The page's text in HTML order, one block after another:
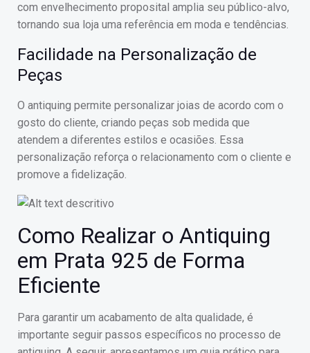
com envelhecimento proposital amplia seu público-alvo,
tornando sua loja uma referência em moda e tendências.
Facilidade na Personalização de
Peças
O antiquing permite personalizar joias de acordo com o
gosto do cliente, criando peças sob medida que
atendem a diferentes estilos e ocasiões. Essa
personalização reforça o relacionamento com o cliente e
promove a fidelização.
Como Realizar o Antiquing
em Prata 925 de Forma
Eficiente
Para garantir um acabamento de alta qualidade, é
importante seguir passos específicos no processo de